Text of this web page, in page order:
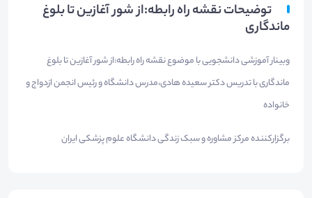
توضیحات نقشه راه رابطه:از شور آغازین تا بلوغ
ماندگاری
وبینار آموزشی دانشجویی با موضوع نقشه راه رابطه:از شور آغازین تا بلوغ
ماندگاری با تدریس دکتر سعیده هادی،مدرس دانشگاه و رئیس انجمن ازدواج و
خانواده
برگزارکننده مرکز مشاوره و سبک زندگی دانشگاه علوم پزشکی ایران